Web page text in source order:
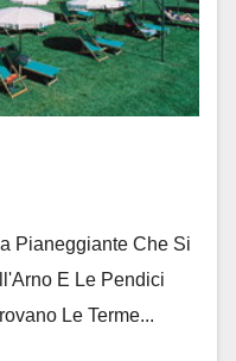
Pianeggiante Che Si
E Le Pendici
Le Terme...